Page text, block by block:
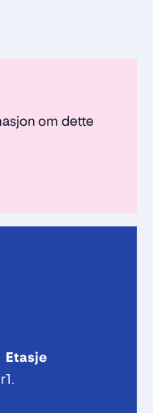
om dette
Etasje
1.